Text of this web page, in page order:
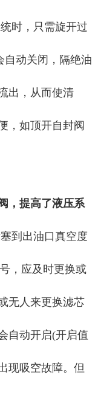
时，只需旋开过
自动关闭，隔绝油
出，从而使清
，如顶开自封阀
，提高了液压系
到出油口真空度
，应及时更换或
无人来更换滤芯
自动开启(开启值
现吸空故障。但